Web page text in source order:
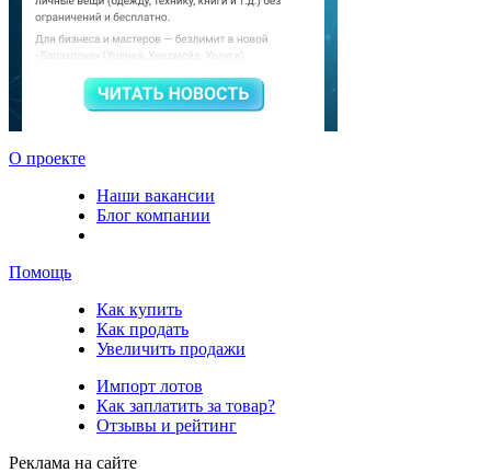
О проекте
Наши вакансии
Блог компании
Помощь
Как купить
Как продать
Увеличить продажи
Импорт лотов
Как заплатить за товар?
Отзывы и рейтинг
Реклама на сайте